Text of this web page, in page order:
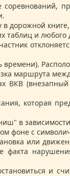
дорожной
таблиц и
времени).
маршрута
ВКВ
которая
зависимости
фоне с
или
и